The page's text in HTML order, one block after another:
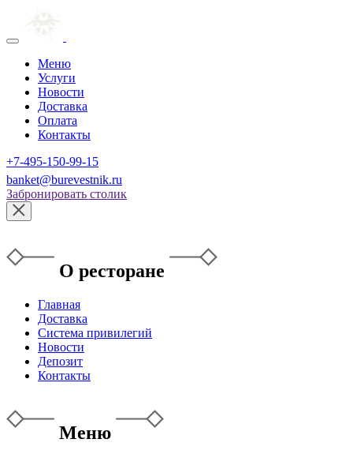
Меню
Услуги
Новости
Доставка
Оплата
Контакты
+7-495-150-99-15
banket@burevestnik.ru
Забронировать столик
О ресторане
Главная
Доставка
Система привилегий
Новости
Депозит
Контакты
Меню